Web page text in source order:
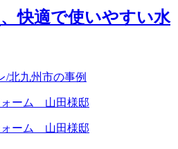
、快適で使いやすい水
/北九州市の事例
ーム 山田様邸